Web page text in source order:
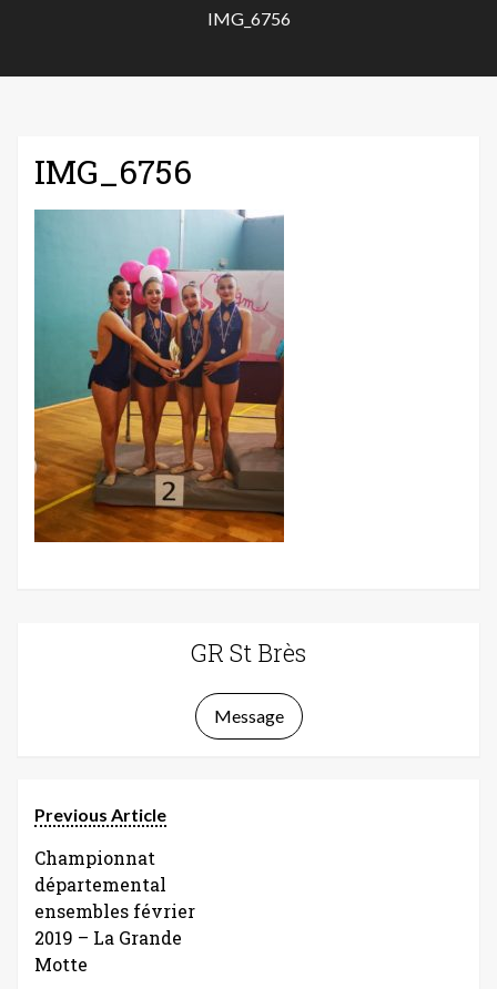
IMG_6756
IMG_6756
GR St Brès
Message
Previous Article
Championnat
départemental
ensembles février
2019 – La Grande
Motte